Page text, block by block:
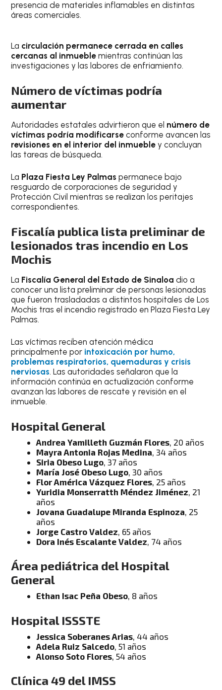
presencia de materiales inflamables en distintas
áreas comerciales.
La circulación permanece cerrada en calles
cercanas al inmueble mientras continúan las
investigaciones y las labores de enfriamiento.
Número de víctimas podría
aumentar
Autoridades estatales advirtieron que el número de
víctimas podría modificarse conforme avancen las
revisiones en el interior del inmueble y concluyan
las tareas de búsqueda.
La Plaza Fiesta Ley Palmas permanece bajo
resguardo de corporaciones de seguridad y
Protección Civil mientras se realizan los peritajes
correspondientes.
Fiscalía publica lista preliminar de
lesionados tras incendio en Los
Mochis
La Fiscalía General del Estado de Sinaloa dio a
conocer una lista preliminar de personas lesionadas
que fueron trasladadas a distintos hospitales de Los
Mochis tras el incendio registrado en Plaza Fiesta Ley
Palmas.
Las víctimas reciben atención médica
principalmente por intoxicación por humo,
problemas respiratorios, quemaduras y crisis
nerviosas. Las autoridades señalaron que la
información continúa en actualización conforme
avanzan las labores de rescate y revisión en el
inmueble.
Hospital General
Andrea Yamilleth Guzmán Flores , 20 años
Mayra Antonia Rojas Medina , 34 años
Siria Obeso Lugo , 37 años
María José Obeso Lugo , 30 años
Flor América Vázquez Flores , 25 años
Yuridia Monserratth Méndez Jiménez , 21
años
Jovana Guadalupe Miranda Espinoza , 25
años
Jorge Castro Valdez , 65 años
Dora Inés Escalante Valdez , 74 años
Área pediátrica del Hospital
General
Ethan Isac Peña Obeso, 8 años
Hospital ISSSTE
Jessica Soberanes Arias , 44 años
Adela Ruiz Salcedo , 51 años
Alonso Soto Flores , 54 años
Clínica 49 del IMSS